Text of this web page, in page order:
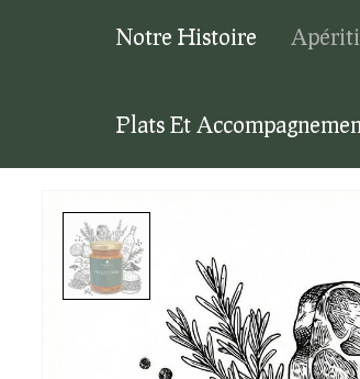
Notre Histoire
Plats Et